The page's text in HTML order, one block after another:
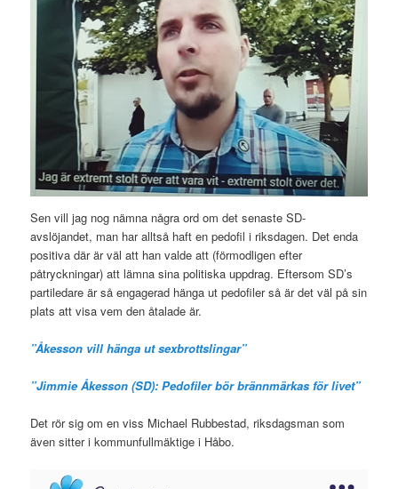
Sen vill jag nog nämna några ord om det senaste SD-
avslöjandet, man har alltså haft en pedofil i riksdagen. Det enda
positiva där är väl att han valde att (förmodligen efter
påtryckningar) att lämna sina politiska uppdrag. Eftersom SD’s
partiledare är så engagerad hänga ut pedofiler så är det väl på sin
plats att visa vem den åtalade är.
”Åkesson vill hänga ut sexbrottslingar”
”Jimmie Åkesson (SD): Pedofiler bör brännmärkas för livet”
Det rör sig om en viss Michael Rubbestad, riksdagsman som
även sitter i kommunfullmäktige i Håbo.